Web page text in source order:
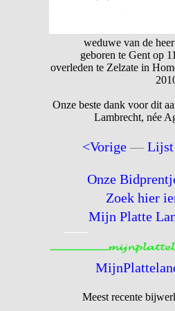
weduwe van de
geboren te Gent op
overleden te Zelzate in
Onze beste dank voor dit
Lambrecht, née
<Vorige —Lijst
Onze
Zoek hier
Mijn Platte
Meest recente